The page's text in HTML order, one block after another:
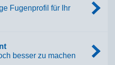
Fugenprofil für Ihr
besser zu machen